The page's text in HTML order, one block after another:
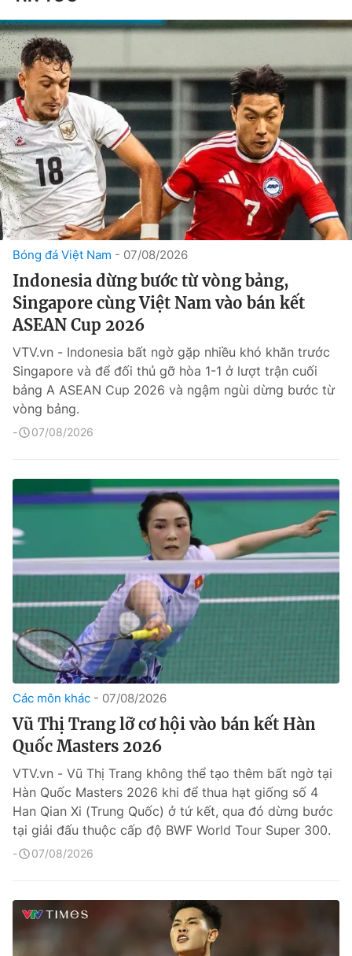
Bóng đá Việt Nam 07/08/2026
Indonesia dừng bước từ vòng bảng,
Singapore cùng Việt Nam vào bán kết
ASEAN Cup 2026
VTV.vn - Indonesia bất ngờ gặp nhiều khó khăn trước
Singapore và để đối thủ gỡ hòa 1-1 ở lượt trận cuối
bảng A ASEAN Cup 2026 và ngậm ngùi dừng bước từ
vòng bảng.
07/08/2026
Các môn khác 07/08/2026
Vũ Thị Trang lỡ cơ hội vào bán kết Hàn
Quốc Masters 2026
VTV.vn - Vũ Thị Trang không thể tạo thêm bất ngờ tại
Hàn Quốc Masters 2026 khi để thua hạt giống số 4
Han Qian Xi (Trung Quốc) ở tứ kết, qua đó dừng bước
tại giải đấu thuộc cấp độ BWF World Tour Super 300.
07/08/2026